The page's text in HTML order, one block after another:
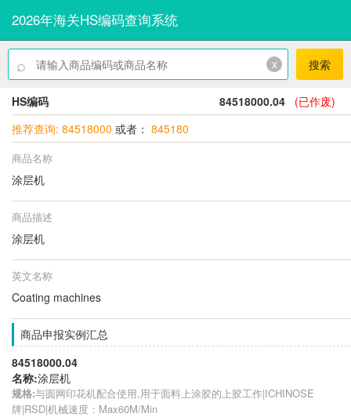
2026年海关HS编码查询系统
⌕ x 搜索
HS编码 84518000.04
(已作废)
推荐查询: 84518000 或者： 845180
商品名称
涂层机
商品描述
涂层机
英文名称
Coating machines
商品申报实例汇总
84518000.04
名称:涂层机
规格:与圆网印花机配合使用,用于面料上涂胶的上胶工作|ICHINOSE
牌|RSD|机械速度：Max60M/Min